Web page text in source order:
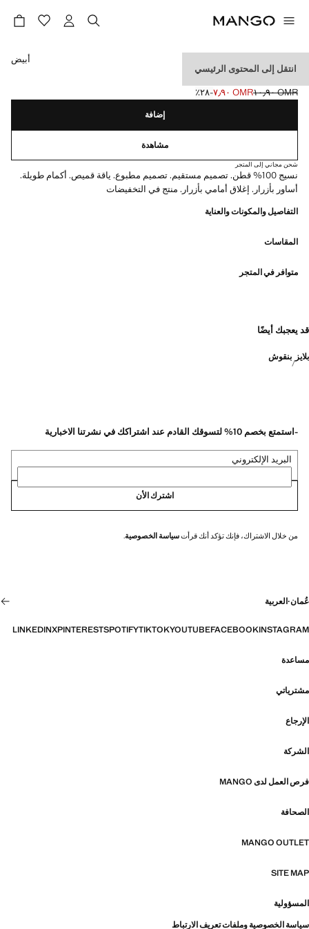
انتقل إلى المحتوى الرئيسي
قميص أكسفورد مطبوع
السعر الأول محذوف [OMR ١٠٫٩٠ ]
OMR ١٠٫٩٠
السعر الحالي [OMR ٧٫٩٠ ]OMR ٧٫٩٠ ؜-٢٨٪؜
حدد اللون
أبيض
إضافة
مشاهدة
شحن مجاني إلى المتجر
نسيج 100% قطن. تصميم مستقيم. تصميم مطبوع. ياقة قميص. أكمام طويلة.
أساور بأزرار. إغلاق أمامي بأزرار. منتج في التخفيضات
التفاصيل والمكونات والعناية
المقاسات
متوافر في المتجر
قد يعجبك أيضًا
بلايز بنقوش
-استمتع بخصم 10% لتسوقك القادم عند اشتراكك في نشرتنا الاخبارية
البريد الإلكتروني
اشترك الأن
من خلال الاشتراك، فإنك تؤكد أنك قرأتسياسة الخصوصية.
عُمان·العربية
INSTAGRAM
FACEBOOK
YOUTUBE
TIKTOK
SPOTIFY
PINTEREST
X
LINKEDIN
مساعدة
مشترياتي
الإرجاع
الشركة
فرص العمل لدى MANGO
الصحافة
MANGO OUTLET
SITE MAP
المسؤولية
سياسة الخصوصية وملفات تعريف الارتباط